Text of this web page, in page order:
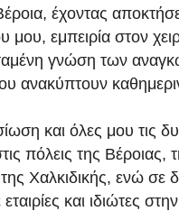
έχοντας
μου, εμπειρία στον
γνώση των
ανακύπτουν
και όλες μου τις
πόλεις της Βέροιας,
Χαλκιδικής, ενώ σε
και ιδιώτες